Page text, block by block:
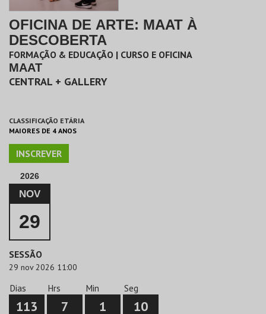
OFICINA DE ARTE: MAAT À
DESCOBERTA
FORMAÇÃO & EDUCAÇÃO | CURSO E OFICINA
MAAT
CENTRAL + GALLERY
CLASSIFICAÇÃO ETÁRIA
MAIORES DE 4 ANOS
INSCREVER
2026
NOV
29
SESSÃO
29 nov 2026 11:00
Dias
113
Hrs
7
Min
1
Seg
10